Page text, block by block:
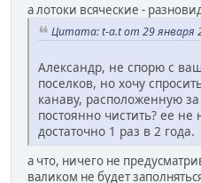
а лотоки всяческие -
Цитата: t-a.t от 29 января
Александр, не спорю с
поселков, но хочу
канаву, расположенную
постоянно чистить? ее
достаточно 1 раз в 2 года.
а что, ничего не
валиком не будет